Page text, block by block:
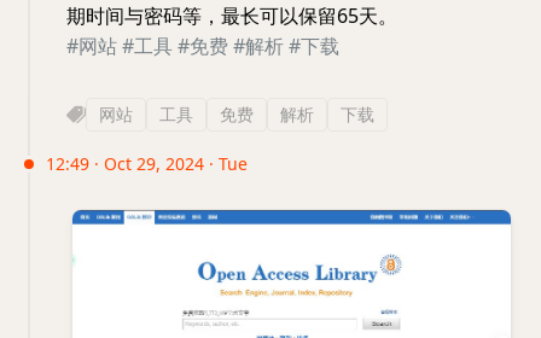
期时间与密码等，最长可以保留65天。
#网站#工具#免费#解析#下载
网站 工具 免费 解析 下载
12:49 · Oct 29, 2024 · Tue